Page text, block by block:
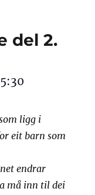
del 2.
ligg i
eit barn som
endrar
må inn til dei